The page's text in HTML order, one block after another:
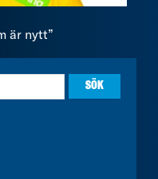
är nytt”